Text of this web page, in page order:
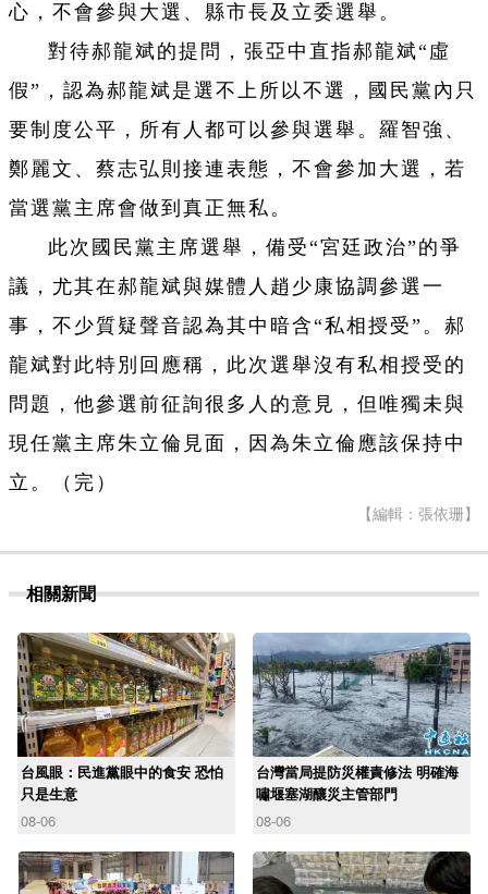
心，不會參與大選、縣市長及立委選舉。
對待郝龍斌的提問，張亞中直指郝龍斌“虛
假”，認為郝龍斌是選不上所以不選，國民黨內只
要制度公平，所有人都可以參與選舉。羅智強、
鄭麗文、蔡志弘則接連表態，不會參加大選，若
當選黨主席會做到真正無私。
此次國民黨主席選舉，備受“宮廷政治”的爭
議，尤其在郝龍斌與媒體人趙少康協調參選一
事，不少質疑聲音認為其中暗含“私相授受”。郝
龍斌對此特別回應稱，此次選舉沒有私相授受的
問題，他參選前征詢很多人的意見，但唯獨未與
現任黨主席朱立倫見面，因為朱立倫應該保持中
立。（完）
【編輯：張依珊】
相關新聞
台風眼：民進黨眼中的食安 恐怕
只是生意
08-06
台灣當局提防災權責修法 明確海
嘯堰塞湖釀災主管部門
08-06